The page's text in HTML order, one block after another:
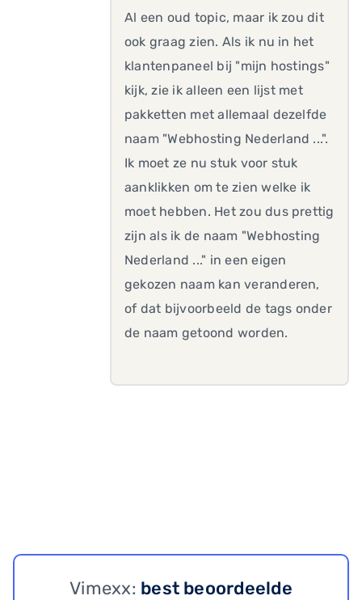
Al een oud topic, maar ik zou dit
ook graag zien. Als ik nu in het
klantenpaneel bij "mijn hostings"
kijk, zie ik alleen een lijst met
pakketten met allemaal dezelfde
naam "Webhosting Nederland ...".
Ik moet ze nu stuk voor stuk
aanklikken om te zien welke ik
moet hebben. Het zou dus prettig
zijn als ik de naam "Webhosting
Nederland ..." in een eigen
gekozen naam kan veranderen,
of dat bijvoorbeeld de tags onder
de naam getoond worden.
Vimexx: best beoordeelde